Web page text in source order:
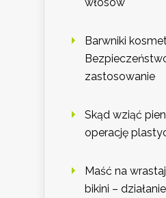
Barwniki
zastosowanie
Skąd wziąć
operację
Maść na
bikini –